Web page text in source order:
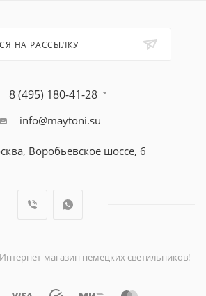
НА РАССЫЛКУ
8 (495) 180-41-28
info@maytoni.su
Воробьевское шоссе, 6
магазин немецких светильников!